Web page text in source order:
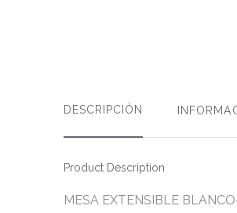
DESCRIPCIÓN
Product Description
MESA EXTENSIBLE